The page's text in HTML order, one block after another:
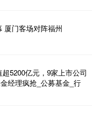
厦门客场对阵福州
5200亿元，9家上市公司
经理疯抢_公募基金_行